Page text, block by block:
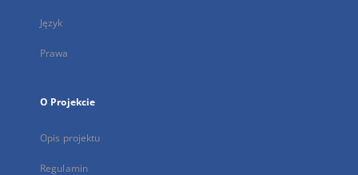
Język
Prawa
O Projekcie
Opis projektu
Regulamin